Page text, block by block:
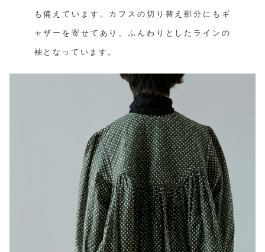
も備えています。カフスの切り替え部分にもギ
ャザーを寄せてあり、ふんわりとしたラインの
袖となっています。